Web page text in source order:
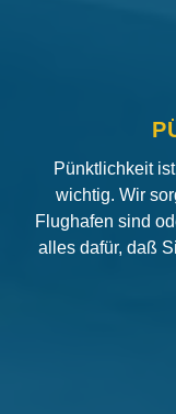
Pünktlichkeit
wichtig. Wir
Flughafen sind
alles dafür, daß